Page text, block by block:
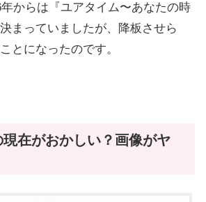
からは『ユアタイム〜あなたの時
まっていましたが、降板させら
とになったのです。
在がおかしい？画像がヤ